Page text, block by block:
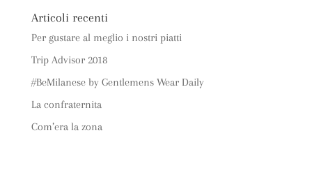
Articoli recenti
Per gustare al meglio i nostri piatti
Trip Advisor 2018
#BeMilanese by Gentlemens Wear Daily
La confraternita
Com’era la zona